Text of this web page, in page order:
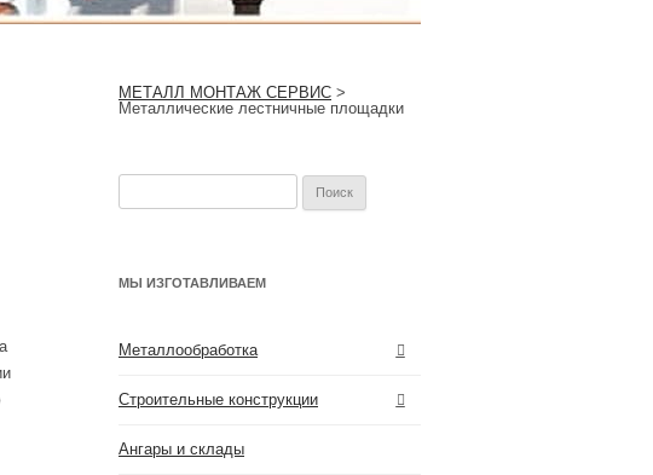
МЕТАЛЛ МОНТАЖ СЕРВИС >
Металлические лестничные площадки
МЫ ИЗГОТАВЛИВАЕМ
Металлообработка
Строительные конструкции
Ангары и склады